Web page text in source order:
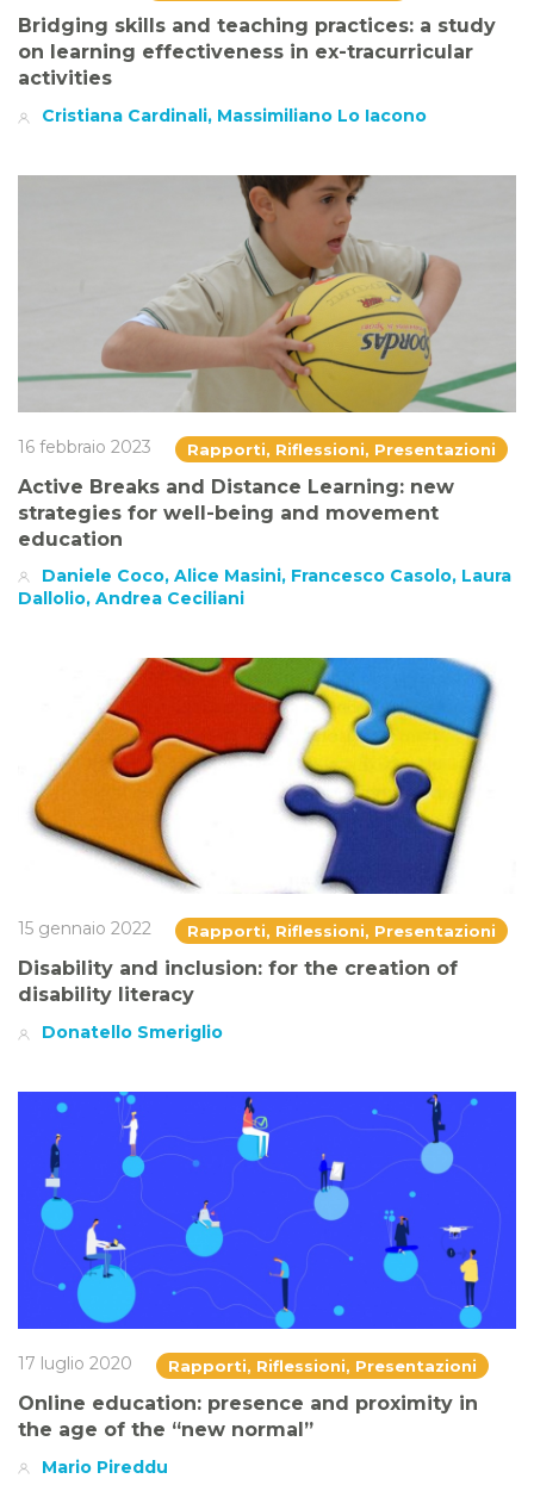
Bridging skills and teaching practices: a study
on learning effectiveness in ex-tracurricular
activities
Cristiana Cardinali, Massimiliano Lo Iacono
16 febbraio 2023 Rapporti, Riflessioni, Presentazioni
Active Breaks and Distance Learning: new
strategies for well-being and movement
education
Daniele Coco, Alice Masini, Francesco Casolo, Laura
Dallolio, Andrea Ceciliani
15 gennaio 2022 Rapporti, Riflessioni, Presentazioni
Disability and inclusion: for the creation of
disability literacy
Donatello Smeriglio
17 luglio 2020 Rapporti, Riflessioni, Presentazioni
Online education: presence and proximity in
the age of the “new normal”
Mario Pireddu